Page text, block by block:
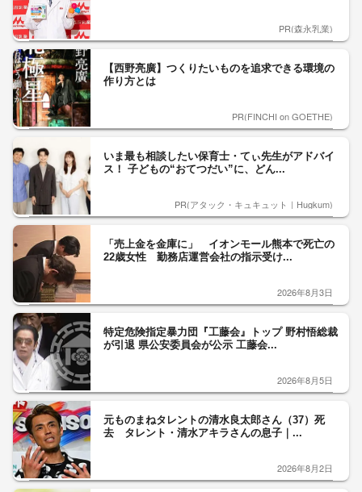
PR(森永乳業)
【西野亮廣】つくりたいものを追求できる環境の
作り方とは
PR(FINCHI on GOETHE)
いま最も相談したい保育士・てぃ先生がアドバイ
ス！ 子どもの“おてつだい”に、どん...
PR(アタック・キュキュット｜Hugkum)
「売上金を金庫に」 イオンモール熊本で死亡の
22歳女性 勤務店運営会社の指示受け...
2026年8月3日
特定危険指定暴力団『工藤会』トップ 野村悟総裁
が引退 県公安委員会が公示 工藤会...
2026年8月5日
元ものまねタレントの清水良太郎さん（37）死
去 タレント・清水アキラさんの息子｜...
2026年8月2日